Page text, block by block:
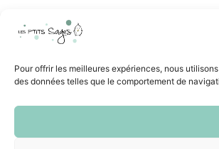
Pour offrir les meilleures expériences, nous
des données telles que le comportement de